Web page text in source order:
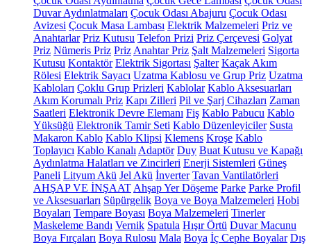
Duvar Aydınlatmaları Çocuk Odası Abajuru Çocuk Odası
Avizesi Çocuk Masa Lambası Elektrik Malzemeleri Priz ve
Anahtarlar Priz Kutusu Telefon Prizi Priz Çerçevesi Golyat
Priz Nümeris Priz Priz Anahtar Priz Şalt Malzemeleri Sigorta
Kutusu Kontaktör Elektrik Sigortası Şalter Kaçak Akım
Rölesi Elektrik Sayacı Uzatma Kablosu ve Grup Priz Uzatma
Kabloları Çoklu Grup Prizleri Kablolar Kablo Aksesuarları
Akım Korumalı Priz Kapı Zilleri Pil ve Şarj Cihazları Zaman
Saatleri Elektronik Devre Elemanı Fiş Kablo Pabucu Kablo
Yüksüğü Elektronik Tamir Seti Kablo Düzenleyiciler Susta
Makaron Kablo Kablo Klipsi Klemens Kroşe Kablo
Toplayıcı Kablo Kanalı Adaptör Duy Buat Kutusu ve Kapağı
Aydınlatma Halatları ve Zincirleri Enerji Sistemleri Güneş
Paneli Lityum Akü Jel Akü İnverter Tavan Vantilatörleri
AHŞAP VE İNŞAAT Ahşap Yer Döşeme Parke Parke Profil
ve Aksesuarları Süpürgelik Boya ve Boya Malzemeleri Hobi
Boyaları Tempare Boyası Boya Malzemeleri Tinerler
Maskeleme Bandı Vernik Spatula Hışır Örtü Duvar Macunu
Boya Fırçaları Boya Rulosu Mala Boya İç Cephe Boyalar Dış